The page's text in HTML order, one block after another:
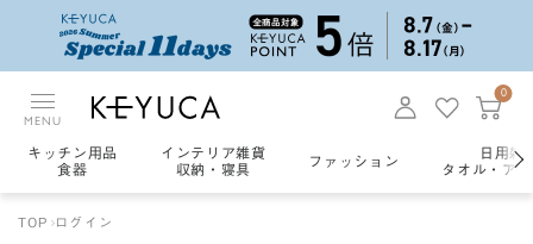
MENU
0
キッチン用品
食器
インテリア雑貨
収納・寝具
ファッション
日用雑
タオル・ア
TOP ログイン